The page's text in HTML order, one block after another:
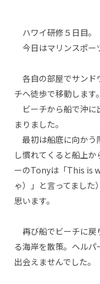
ハワイ研修５日目。
今日はマリンスポー
各自の部屋でサンド
チへ徒歩で移動します。
ビーチから船で沖に
まりました。
最初は船底に向かう
し慣れてくると船上
ーのTonyは「This is
ゃ）」と言ってまし
思います。
再び船でビーチに戻
る海岸を散策。ヘル
出会えませんでした。